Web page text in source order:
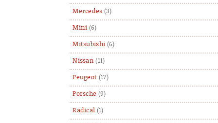
Mercedes (3)
Mini (6)
Mitsubishi (6)
Nissan (11)
Peugeot (17)
Porsche (9)
Radical (1)